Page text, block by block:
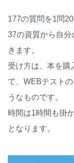
177の質問を1問
37の資質から自
きます。
受け方は、本を購
て、WEBテスト
うなものです。
時間は1時間も掛
となります。